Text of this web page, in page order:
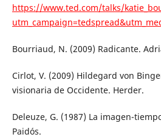
https://www.ted.com/talks/
Bourriaud, N. (2009) Radicante.
Cirlot, V. (2009) Hildegard von
visionaria de Occidente. Herder.
Deleuze, G. (1987) La imagen-
Paidós.